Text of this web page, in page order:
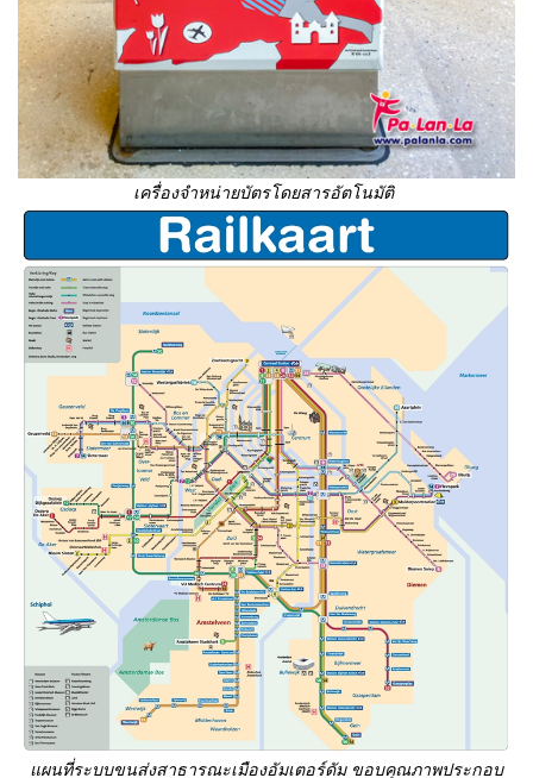
เครื่องจำหน่ายบัตรโดยสารอัตโนมัติ
แผนที่ระบบขนส่งสาธารณะเมืองอัมเตอร์ดัม ขอบคุณภาพประกอบ